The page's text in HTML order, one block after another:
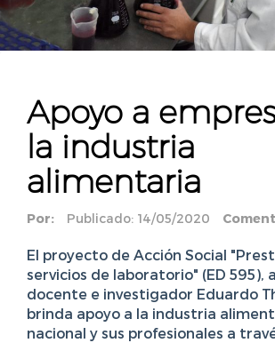
Apoyo a
la industria
alimentaria
Por: Publicado: 14/05/2020
El proyecto de Acción Social
servicios de laboratorio" (ED 595),
docente e investigador Eduardo
brinda apoyo a la industria
nacional y sus profesionales a